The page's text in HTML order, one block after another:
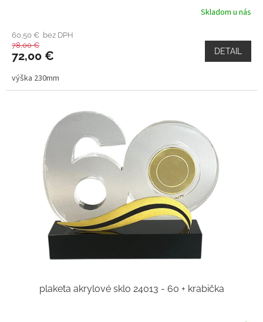
Skladom u nás
60,50 € bez DPH
78,00 €
72,00 € DETAIL
výška 230mm
plaketa akrylové sklo 24013 - 60 + krabička